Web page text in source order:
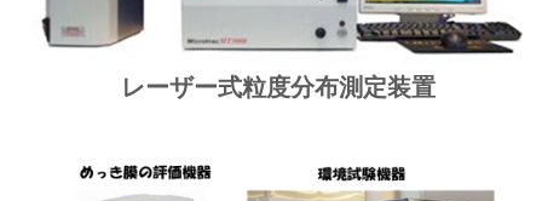
レーザー式粒度分布測定装置